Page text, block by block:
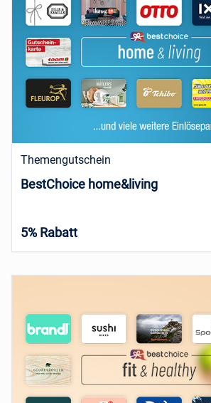
Themengutschein
BestChoice home&living
5% Rabatt